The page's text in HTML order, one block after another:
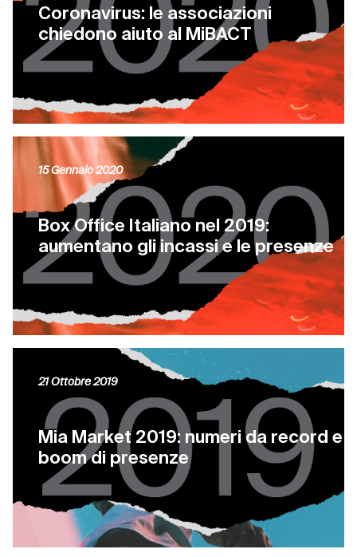
Coronavirus: le associazioni
chiedono aiuto al MiBACT
Box Office Italiano nel 2019:
aumentano gli incassi e le presenze
15 Gennaio 2020
Mia Market 2019: numeri da record e
boom di presenze
21 Ottobre 2019